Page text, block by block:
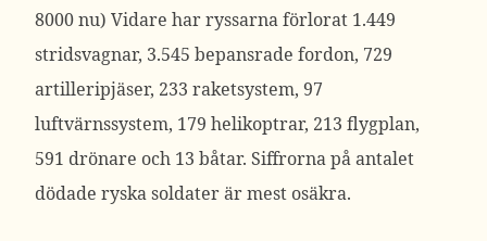
8000 nu) Vidare har ryssarna förlorat 1.449
stridsvagnar, 3.545 bepansrade fordon, 729
artilleripjäser, 233 raketsystem, 97
luftvärnssystem, 179 helikoptrar, 213 flygplan,
591 drönare och 13 båtar. Siffrorna på antalet
dödade ryska soldater är mest osäkra.